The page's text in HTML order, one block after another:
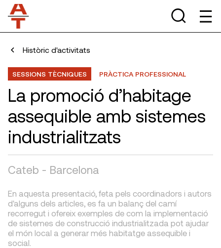
Històric d'activitats
SESSIONS TÈCNIQUES PRÀCTICA PROFESSIONAL
La promoció d’habitage
assequible amb sistemes
industrialitzats
Cateb - Barcelona
En aquesta presentació, feta pels coordinadors i autors
d'alguns dels articles, es fa un balanç del camí
recorregut i ofereix exemples de com la implementació
de sistemes de construcció industrialitzada pot ajudar
el món local a generar més habitatge assequible i
social.